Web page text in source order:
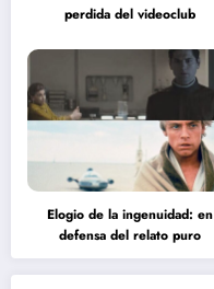
perdida del videoclub
Elogio de la ingenuidad: en
defensa del relato puro